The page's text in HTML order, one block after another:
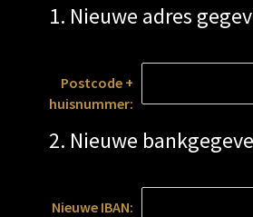
1. Nieuwe adres
Postcode +
huisnummer:
2. Nieuwe
Nieuwe IBAN: